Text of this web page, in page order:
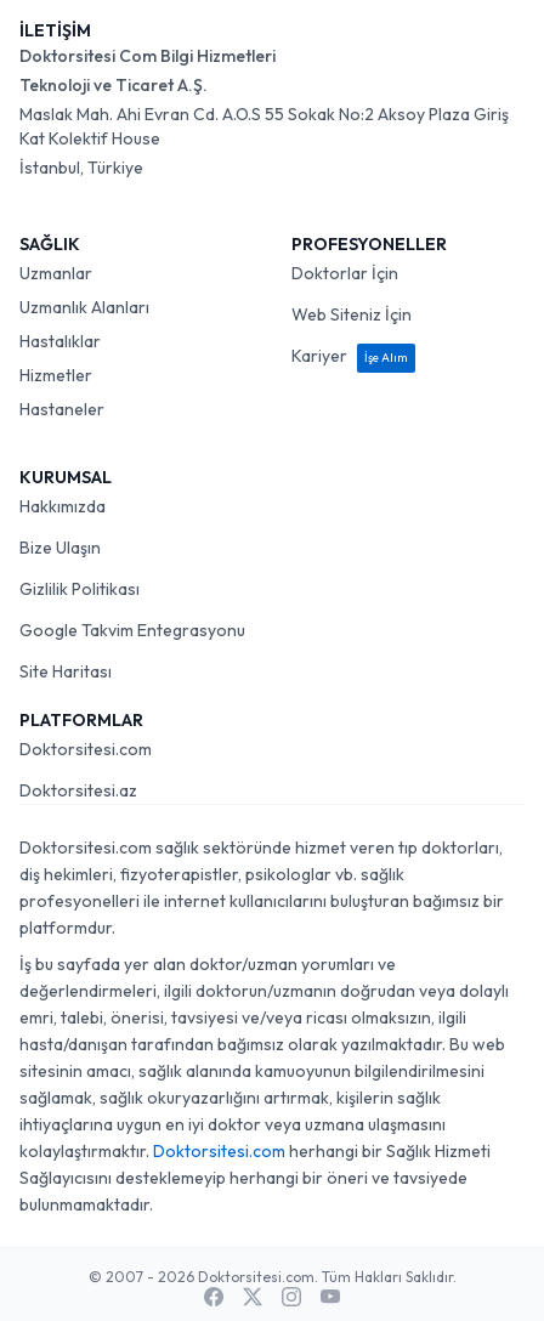
İLETİŞİM
Doktorsitesi Com Bilgi Hizmetleri
Teknoloji ve Ticaret A.Ş.
Maslak Mah. Ahi Evran Cd. A.O.S 55 Sokak No:2 Aksoy Plaza Giriş
Kat Kolektif House
İstanbul, Türkiye
SAĞLIK
Uzmanlar
Uzmanlık Alanları
Hastalıklar
Hizmetler
Hastaneler
PROFESYONELLER
Doktorlar İçin
Web Siteniz İçin
Kariyer
İşe Alım
KURUMSAL
Hakkımızda
Bize Ulaşın
Gizlilik Politikası
Google Takvim Entegrasyonu
Site Haritası
PLATFORMLAR
Doktorsitesi.com
Doktorsitesi.az
Doktorsitesi.com sağlık sektöründe hizmet veren tıp doktorları,
diş hekimleri, fizyoterapistler, psikologlar vb. sağlık
profesyonelleri ile internet kullanıcılarını buluşturan bağımsız bir
platformdur.
İş bu sayfada yer alan doktor/uzman yorumları ve
değerlendirmeleri, ilgili doktorun/uzmanın doğrudan veya dolaylı
emri, talebi, önerisi, tavsiyesi ve/veya ricası olmaksızın, ilgili
hasta/danışan tarafından bağımsız olarak yazılmaktadır. Bu web
sitesinin amacı, sağlık alanında kamuoyunun bilgilendirilmesini
sağlamak, sağlık okuryazarlığını artırmak, kişilerin sağlık
ihtiyaçlarına uygun en iyi doktor veya uzmana ulaşmasını
kolaylaştırmaktır. Doktorsitesi.com herhangi bir Sağlık Hizmeti
Sağlayıcısını desteklemeyip herhangi bir öneri ve tavsiyede
bulunmamaktadır.
© 2007 - 2026 Doktorsitesi.com. Tüm Hakları Saklıdır.